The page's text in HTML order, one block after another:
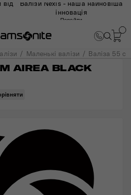
від
Валізи Nexis - наша найновіша
інновація
Перейти
Маленькі валізи Валіза 55 см
AIREA BLACK